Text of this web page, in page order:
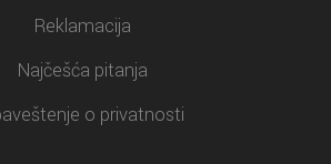
Reklamacija
Najčešća pitanja
o privatnosti